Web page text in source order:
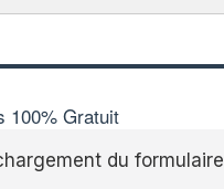
100% Gratuit
du formulaire